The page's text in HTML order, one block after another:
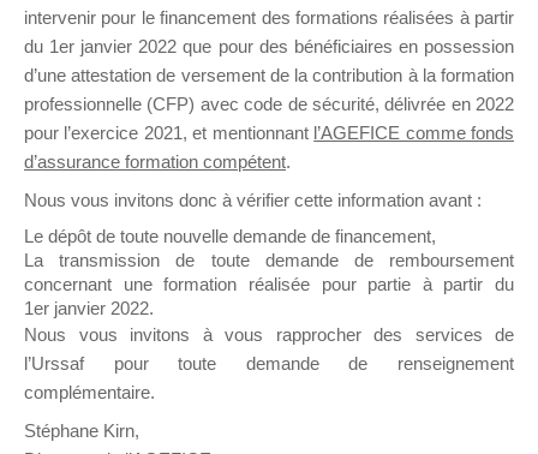
Ce groupe est destiné aux Organismes de
Formation qui souhaitent répondre à l’Appel à
Propositions Mallette du Dirigeant.
sur lequel il est possible de laisser un message
ou poser une question.
NB : Il est nécessaire d’être
pouvoir rejoindre ce groupe
intervenir pour le financement des formations réalisées à partir
du 1er janvier 2022 que pour des bénéficiaires en possession
d’une attestation de versement de la contribution à la formation
professionnelle (CFP) avec code de sécurité, délivrée en 2022
pour l’exercice 2021, et mentionnant l’AGEFICE comme fonds
d’assurance formation compétent.
Nous vous invitons donc à vérifier cette information avant :
Le dépôt de toute nouvelle demande de financement,
La transmission de toute demande de remboursement
concernant une formation réalisée pour partie à partir du
1er janvier 2022.
Nous vous invitons à vous rapprocher des services de
l’Urssaf pour toute demande de renseignement
complémentaire.
Stéphane Kirn,